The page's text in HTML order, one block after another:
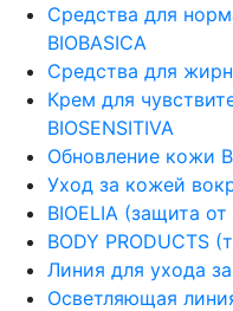
Средства для
BIOBASICA
Средства для
Крем для
BIOSENSITIVA
Обновление кожи
Уход за кожей
BIOELIA (защита от
BODY PRODUCTS
Линия для ухода
Осветляющая